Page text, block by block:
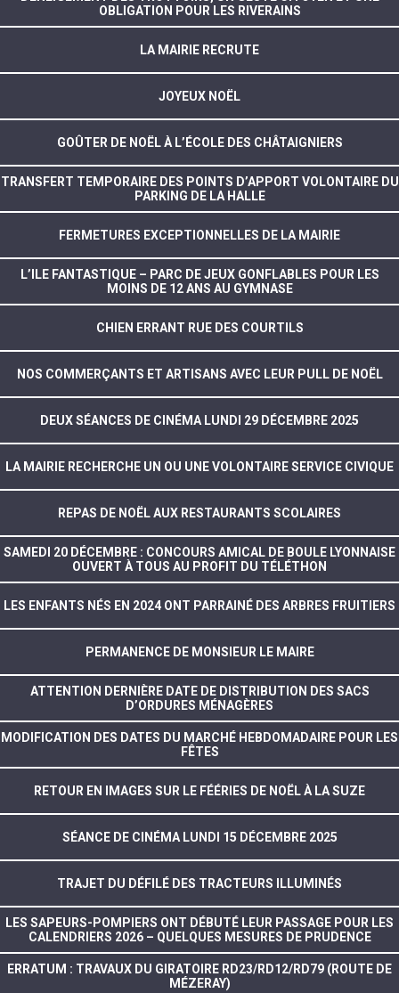
OBLIGATION POUR LES RIVERAINS
LA MAIRIE RECRUTE
JOYEUX NOËL
GOÛTER DE NOËL À L’ÉCOLE DES CHÂTAIGNIERS
TRANSFERT TEMPORAIRE DES POINTS D’APPORT VOLONTAIRE DU
PARKING DE LA HALLE
FERMETURES EXCEPTIONNELLES DE LA MAIRIE
L’ILE FANTASTIQUE – PARC DE JEUX GONFLABLES POUR LES
MOINS DE 12 ANS AU GYMNASE
CHIEN ERRANT RUE DES COURTILS
NOS COMMERÇANTS ET ARTISANS AVEC LEUR PULL DE NOËL
DEUX SÉANCES DE CINÉMA LUNDI 29 DÉCEMBRE 2025
LA MAIRIE RECHERCHE UN OU UNE VOLONTAIRE SERVICE CIVIQUE
REPAS DE NOËL AUX RESTAURANTS SCOLAIRES
SAMEDI 20 DÉCEMBRE : CONCOURS AMICAL DE BOULE LYONNAISE
OUVERT À TOUS AU PROFIT DU TÉLÉTHON
LES ENFANTS NÉS EN 2024 ONT PARRAINÉ DES ARBRES FRUITIERS
PERMANENCE DE MONSIEUR LE MAIRE
ATTENTION DERNIÈRE DATE DE DISTRIBUTION DES SACS
D’ORDURES MÉNAGÈRES
MODIFICATION DES DATES DU MARCHÉ HEBDOMADAIRE POUR LES
FÊTES
RETOUR EN IMAGES SUR LE FÉÉRIES DE NOËL À LA SUZE
SÉANCE DE CINÉMA LUNDI 15 DÉCEMBRE 2025
TRAJET DU DÉFILÉ DES TRACTEURS ILLUMINÉS
LES SAPEURS-POMPIERS ONT DÉBUTÉ LEUR PASSAGE POUR LES
CALENDRIERS 2026 – QUELQUES MESURES DE PRUDENCE
ERRATUM : TRAVAUX DU GIRATOIRE RD23/RD12/RD79 (ROUTE DE
MÉZERAY)